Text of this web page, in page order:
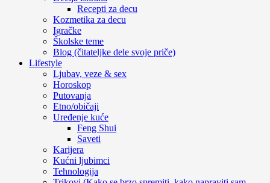
Recepti za decu
Kozmetika za decu
Igračke
Školske teme
Blog (čitateljke dele svoje priče)
Lifestyle
Ljubav, veze & sex
Horoskop
Putovanja
Etno/običaji
Uređenje kuće
Feng Shui
Saveti
Karijera
Kućni ljubimci
Tehnologija